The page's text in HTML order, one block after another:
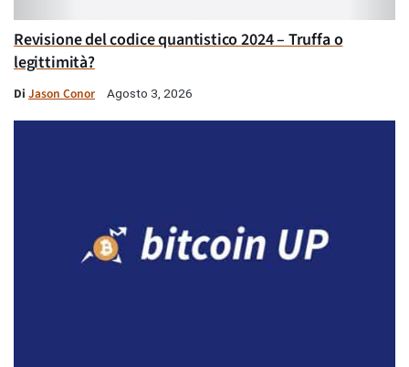
Revisione del codice quantistico 2024 – Truffa o
legittimità?
Di Jason Conor Agosto 3, 2026